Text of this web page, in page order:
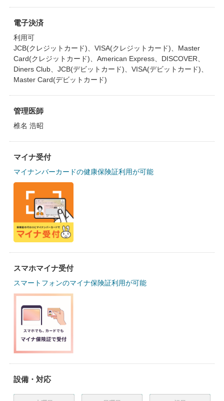
電子決済
利用可
JCB(クレジットカード)、VISA(クレジットカード)、Master
Card(クレジットカード)、American Express、DISCOVER、
Diners Club、JCB(デビットカード)、VISA(デビットカード)、
Master Card(デビットカード)
管理医師
椎名 浩昭
マイナ受付
マイナンバーカードの健康保険証利用が可能
スマホマイナ受付
スマートフォンのマイナ保険証利用が可能
設備・対応